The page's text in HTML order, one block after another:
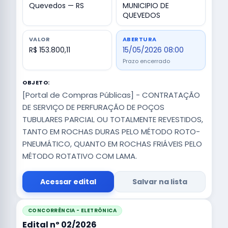
Quevedos — RS
MUNICIPIO DE
QUEVEDOS
VALOR
R$ 153.800,11
ABERTURA
15/05/2026 08:00
Prazo encerrado
OBJETO:
[Portal de Compras Públicas] - CONTRATAÇÃO
DE SERVIÇO DE PERFURAÇÃO DE POÇOS
TUBULARES PARCIAL OU TOTALMENTE REVESTIDOS,
TANTO EM ROCHAS DURAS PELO MÉTODO ROTO-
PNEUMÁTICO, QUANTO EM ROCHAS FRIÁVEIS PELO
MÉTODO ROTATIVO COM LAMA.
Acessar edital Salvar na lista
CONCORRÊNCIA - ELETRÔNICA
Edital nº 02/2026